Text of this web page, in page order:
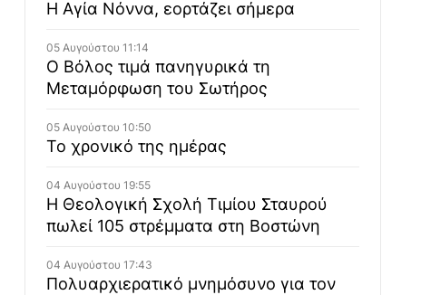
Η Αγία Νόννα, εορτάζει σήμερα
05 Αυγούστου 11:14
Ο Βόλος τιμά πανηγυρικά τη
Μεταμόρφωση του Σωτήρος
05 Αυγούστου 10:50
Το χρονικό της ημέρας
04 Αυγούστου 19:55
Η Θεολογική Σχολή Τιμίου Σταυρού
πωλεί 105 στρέμματα στη Βοστώνη
04 Αυγούστου 17:43
Πολυαρχιερατικό μνημόσυνο για τον